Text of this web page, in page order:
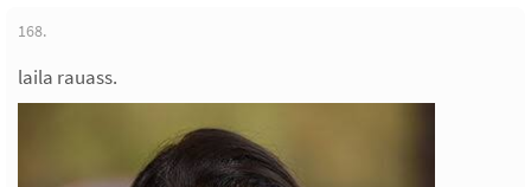
168.
laila rauass.